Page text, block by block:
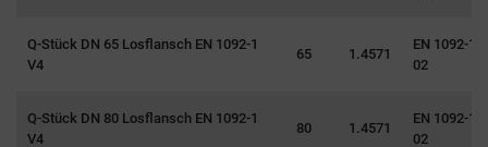
Q-Stück DN 65 Losflansch EN 1092-1
V4
65 1.4571
EN 1092-1
02
Q-Stück DN 80 Losflansch EN 1092-1
V4
80 1.4571
EN 1092-1
02